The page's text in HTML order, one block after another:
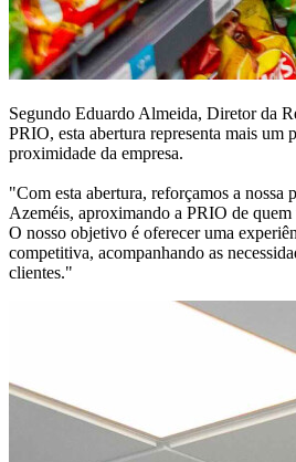
Segundo Eduardo Almeida, Diretor da
PRIO, esta abertura representa mais um
proximidade da empresa.
"Com esta abertura, reforçamos a nossa
Azeméis, aproximando a PRIO de
O nosso objetivo é oferecer uma
competitiva, acompanhando as
clientes."